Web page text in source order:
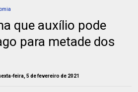
que auxílio pode
para metade dos
feira, 5 de fevereiro de 2021